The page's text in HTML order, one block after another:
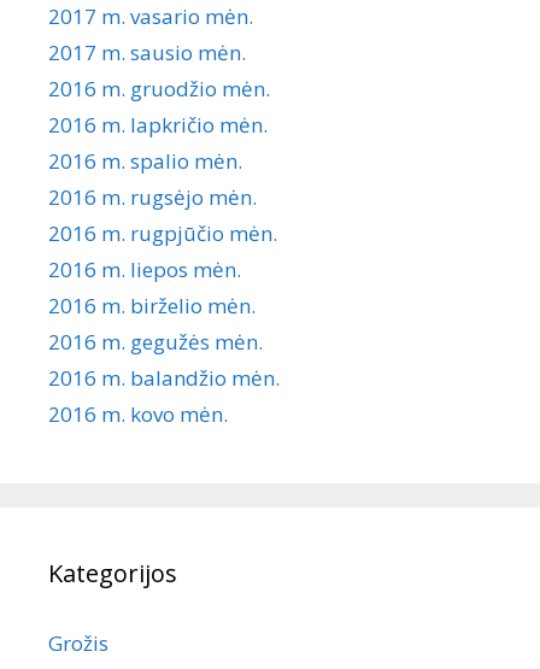
2017 m. vasario mėn.
2017 m. sausio mėn.
2016 m. gruodžio mėn.
2016 m. lapkričio mėn.
2016 m. spalio mėn.
2016 m. rugsėjo mėn.
2016 m. rugpjūčio mėn.
2016 m. liepos mėn.
2016 m. birželio mėn.
2016 m. gegužės mėn.
2016 m. balandžio mėn.
2016 m. kovo mėn.
Kategorijos
Grožis